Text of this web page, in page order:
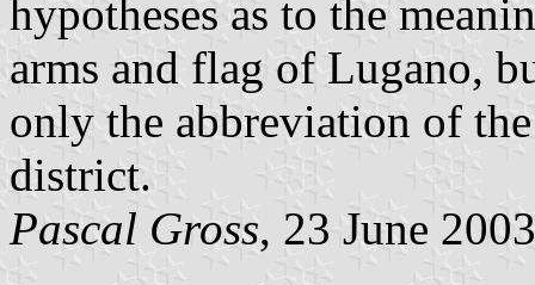
hypotheses as to the
arms and flag of Lugano,
only the abbreviation of
district.
Pascal Gross, 23 June 2003